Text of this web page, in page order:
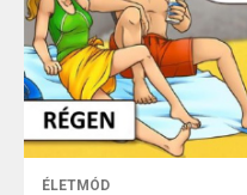
ÉLETMÓD